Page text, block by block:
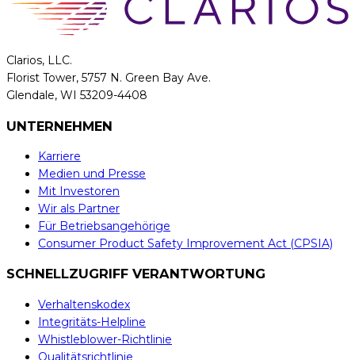
Clarios, LLC.
Florist Tower, 5757 N. Green Bay Ave.
Glendale, WI 53209-4408
UNTERNEHMEN
Karriere
Medien und Presse
Mit Investoren
Wir als Partner
Für Betriebsangehörige
Consumer Product Safety Improvement Act (CPSIA)
SCHNELLZUGRIFF VERANTWORTUNG
Verhaltenskodex
Integritäts-Helpline
Whistleblower-Richtlinie
Qualitätsrichtlinie